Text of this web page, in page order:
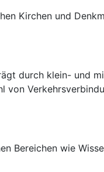
Kirchen und
durch klein- und
Bereichen wie